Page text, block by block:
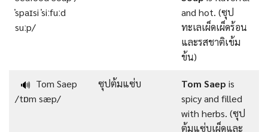
ˈspaɪsi ˈsiːfuːd
suːp/
and hot. (ซุป
ทะเลเผ็ดเผ็ดร้อน
และรสชาติเข้ม
ข้น)
🔊 Tom Saep
/tɒm sæp/
ซุปต้มแซ่บ Tom Saep is
spicy and filled
with herbs. (ซุป
ต้มแซ่บเผ็ดและ